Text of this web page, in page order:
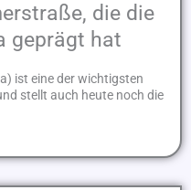
die die
geprägt hat
ist eine der wichtigsten
stellt auch heute noch die